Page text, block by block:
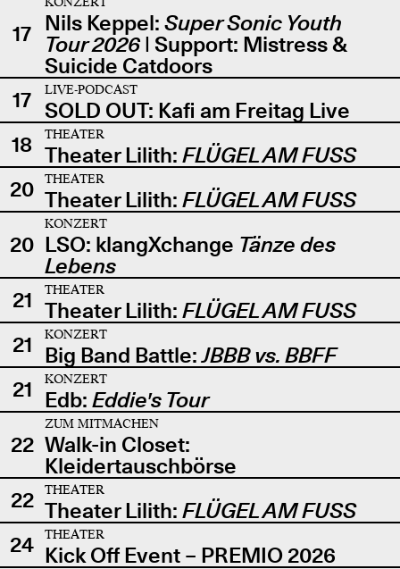
17 Nils Keppel: Super Sonic Youth
Tour 2026| Support: Mistress &
Suicide Catdoors
17
LIVE-PODCAST
SOLD OUT: Kafi am Freitag Live
18
THEATER
Theater Lilith: FLÜGEL AM FUSS
20
THEATER
Theater Lilith: FLÜGEL AM FUSS
20
KONZERT
LSO: klangXchange Tänze des
Lebens
21
THEATER
Theater Lilith: FLÜGEL AM FUSS
21
KONZERT
Big Band Battle:JBBB vs. BBFF
21
KONZERT
Edb: Eddie's Tour
22
ZUM MITMACHEN
Walk-in Closet:
Kleidertauschbörse
22
THEATER
Theater Lilith: FLÜGEL AM FUSS
24
THEATER
Kick Off Event – PREMIO 2026